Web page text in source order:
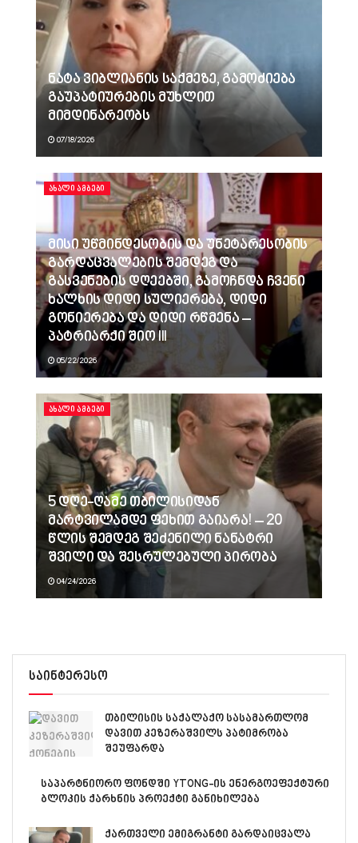
ნატა ვიბლიანის საქმეზე, გამოძიება
გაუპატიურების მუხლით
მიმდინარეობს
07/18/2026
ᲐᲮᲐᲚᲘ ᲐᲛᲑᲔᲑᲘ
მისი უწმინდესობის და უნეტარესობის
გარდაცვალების შემდეგ და
გასვენების დღეებში, გამოჩნდა ჩვენი
ხალხის დიდი სულიერება, დიდი
გონიერება და დიდი რწმენა –
პატრიარქი შიო III
05/22/2026
ᲐᲮᲐᲚᲘ ᲐᲛᲑᲔᲑᲘ
5 დღე-ღამე თბილისიდან
მარტვილამდე ფეხით გაიარა! – 20
წლის შემდეგ შეძენილი ნანატრი
შვილი და შესრულებული პირობა
04/24/2026
საინტერესო
თბილისის საქალაქო სასამართლომ
დავით კეზერაშვილს პატიმრობა
შეუფარდა
საპარტნიორო ფონდში YTONG-ის ენერგოეფექტური
ბლოკის ქარხნის პროექტი განიხილება
ქართველი ემიგრანტი გარდაიცვალა